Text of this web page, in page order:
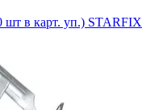
в карт. уп.) STARFIX